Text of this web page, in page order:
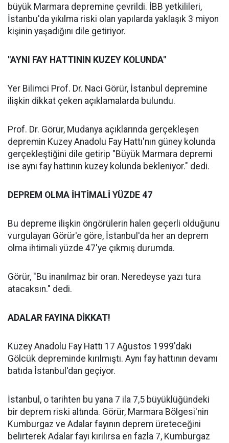
büyük Marmara depremine çevrildi. İBB yetkilileri,
İstanbu'da yıkılma riski olan yapılarda yaklaşık 3 miyon
kişinin yaşadığını dile getiriyor.
"AYNI FAY HATTININ KUZEY KOLUNDA"
Yer Bilimci Prof. Dr. Naci Görür, İstanbul depremine
ilişkin dikkat çeken açıklamalarda bulundu.
Prof. Dr. Görür, Mudanya açıklarında gerçekleşen
depremin Kuzey Anadolu Fay Hattı'nın güney kolunda
gerçekleştiğini dile getirip "Büyük Marmara depremi
ise aynı fay hattının kuzey kolunda bekleniyor." dedi.
DEPREM OLMA İHTİMALİ YÜZDE 47
Bu depreme ilişkin öngörülerin halen geçerli olduğunu
vurgulayan Görür'e göre, İstanbul'da her an deprem
olma ihtimali yüzde 47'ye çıkmış durumda.
Görür, "Bu inanılmaz bir oran. Neredeyse yazı tura
atacaksın." dedi.
ADALAR FAYINA DİKKAT!
Kuzey Anadolu Fay Hattı 17 Ağustos 1999'daki
Gölcük depreminde kırılmıştı. Aynı fay hattının devamı
batıda İstanbul'dan geçiyor.
İstanbul, o tarihten bu yana 7 ila 7,5 büyüklüğündeki
bir deprem riski altında. Görür, Marmara Bölgesi'nin
Kumburgaz ve Adalar fayının deprem üreteceğini
belirterek Adalar fayı kırılırsa en fazla 7, Kumburgaz